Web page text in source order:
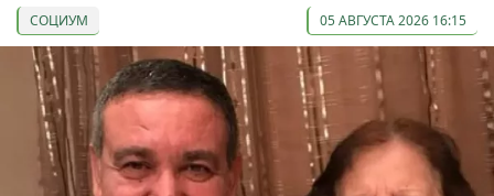
СОЦИУМ 05 АВГУСТА 2026 16:15